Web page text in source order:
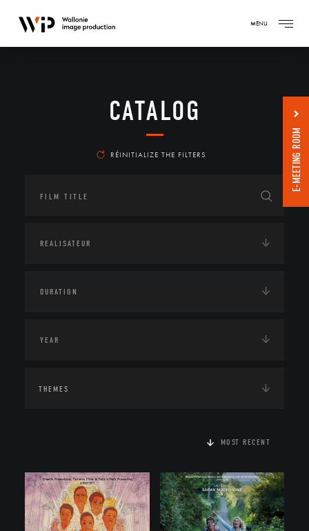
MENU
CATALOG
RÉINITIALIZE THE FILTERS
THEMES
MOST RECENT
E-MEETING ROOM